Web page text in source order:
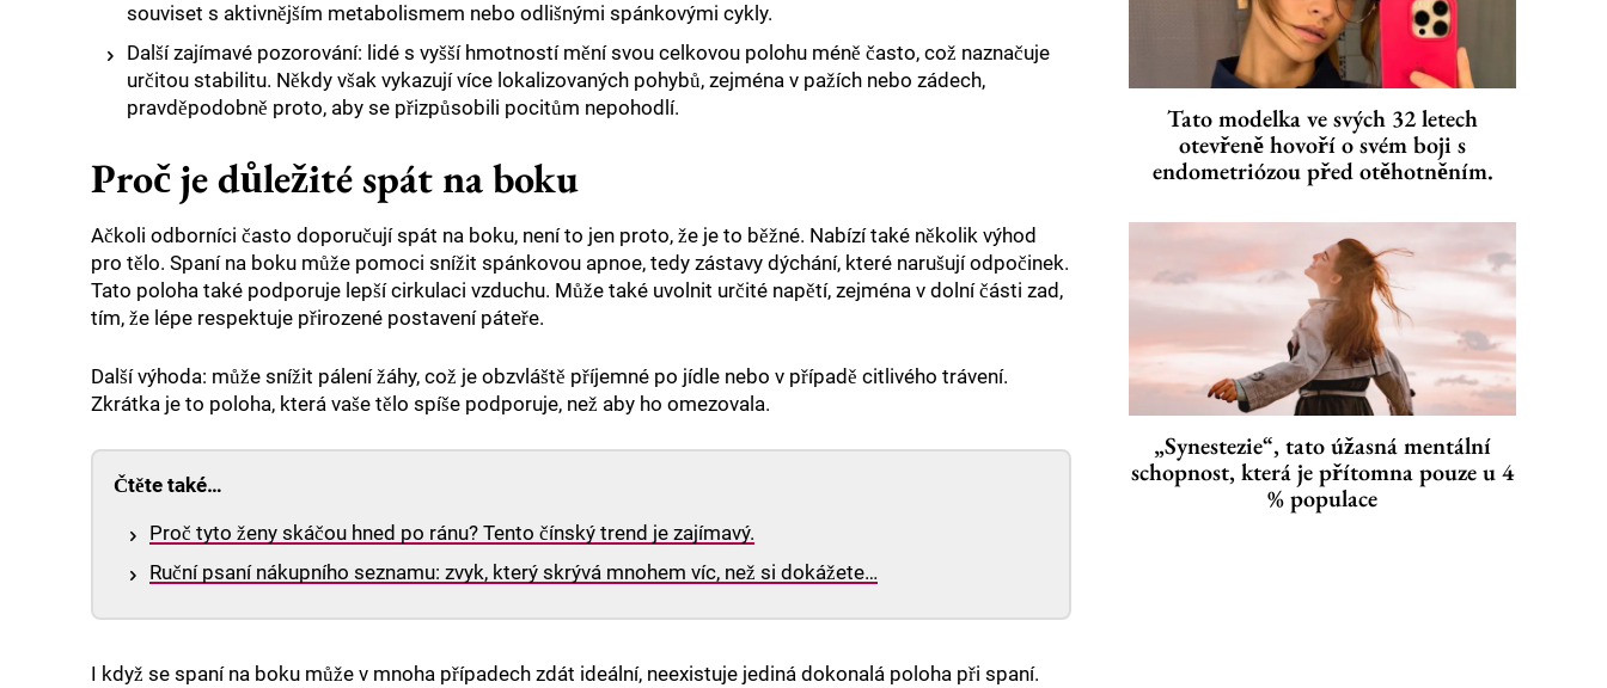
souviset s aktivnějším metabolismem nebo odlišnými spánkovými cykly.
Další zajímavé pozorování: lidé s vyšší hmotností mění svou celkovou polohu méně často, což naznačuje
určitou stabilitu. Někdy však vykazují více lokalizovaných pohybů, zejména v pažích nebo zádech,
pravděpodobně proto, aby se přizpůsobili pocitům nepohodlí.
Proč je důležité spát na boku
Ačkoli odborníci často doporučují spát na boku, není to jen proto, že je to běžné. Nabízí také několik výhod
pro tělo. Spaní na boku může pomoci snížit spánkovou apnoe, tedy zástavy dýchání, které narušují odpočinek.
Tato poloha také podporuje lepší cirkulaci vzduchu. Může také uvolnit určité napětí, zejména v dolní části zad,
tím, že lépe respektuje přirozené postavení páteře.
Další výhoda: může snížit pálení žáhy, což je obzvláště příjemné po jídle nebo v případě citlivého trávení.
Zkrátka je to poloha, která vaše tělo spíše podporuje, než aby ho omezovala.
Čtěte také…
Proč tyto ženy skáčou hned po ránu? Tento čínský trend je zajímavý.
Ruční psaní nákupního seznamu: zvyk, který skrývá mnohem víc, než si dokážete…
I když se spaní na boku může v mnoha případech zdát ideální, neexistuje jediná dokonalá poloha při spaní.
Tato modelka ve svých 32 letech
otevřeně hovoří o svém boji s
endometriózou před otěhotněním.
„Synestezie“, tato úžasná mentální
schopnost, která je přítomna pouze u 4
% populace